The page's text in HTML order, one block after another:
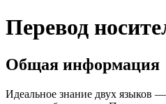
Перевод
Общая информация
Идеальное знание двух языков